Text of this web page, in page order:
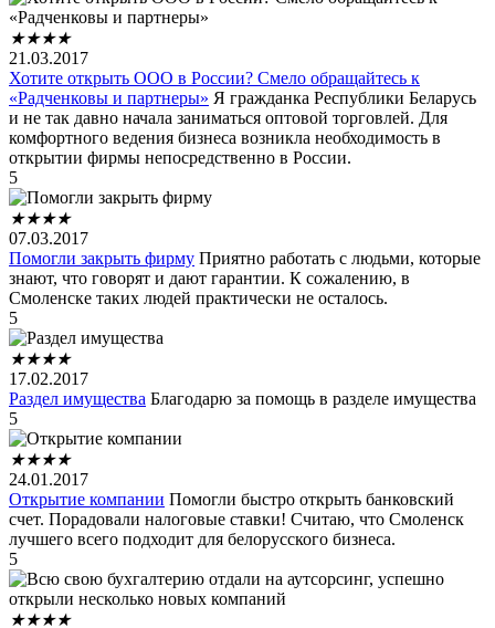
★★★★
21.03.2017
Хотите открыть ООО в России? Смело обращайтесь к
«Радченковы и партнеры» Я гражданка Республики Беларусь
и не так давно начала заниматься оптовой торговлей. Для
комфортного ведения бизнеса возникла необходимость в
открытии фирмы непосредственно в России.
5
★★★★
07.03.2017
Помогли закрыть фирму Приятно работать с людьми, которые
знают, что говорят и дают гарантии. К сожалению, в
Смоленске таких людей практически не осталось.
5
★★★★
17.02.2017
Раздел имущества Благодарю за помощь в разделе имущества
5
★★★★
24.01.2017
Открытие компании Помогли быстро открыть банковский
счет. Порадовали налоговые ставки! Считаю, что Смоленск
лучшего всего подходит для белорусского бизнеса.
5
★★★★